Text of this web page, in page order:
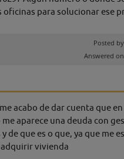
oficinas para solucionar ese
Posted by
Answered
acabo de dar cuenta que
aparece una deuda con
de que es o que, ya que me
vivienda